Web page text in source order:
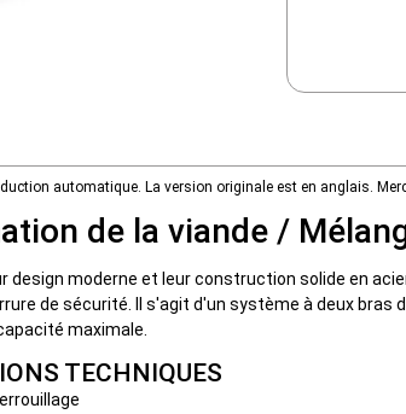
automatique. La version originale est en anglais.
de la viande /
moderne et leur construction solide en
de sécurité. Il s'agit d'un système à deux bras
maximale.
TECHNIQUES